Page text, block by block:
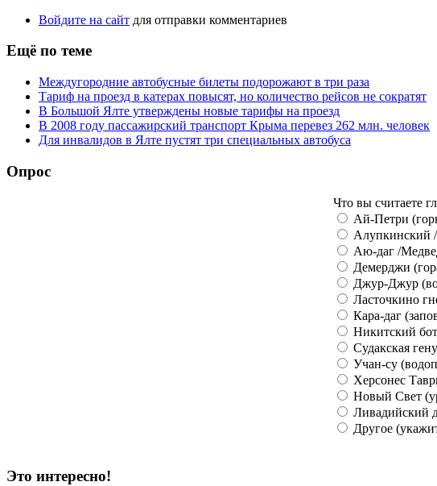
Войдите на сайт для отправки комментариев
Ещё по теме
Междугородние автобусные билеты подорожают в три раза
Тариф на проезд в катерах повысят, но количество рейсов не сократят
В Большой Ялте утверждены новые тарифы на проезд
В 2008 году пассажирский транспорт Крыма перевез 262 млн. человек
Для инвалидов в Ялте пустят три специальных автобуса
Опрос
Что вы считаете
Ай-Петри
Алупкинский
Аю-даг /
Демерджи
Джур-Джур
Ласточкино
Кара-даг
Никитский
Судакская
Учан-су
Херсонес
Новый Свет
Ливадийский
Другое
Это интересно!